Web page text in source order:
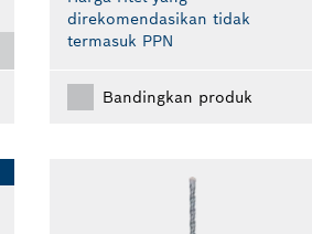
direkomendasikan tidak
termasuk PPN
Bandingkan produk